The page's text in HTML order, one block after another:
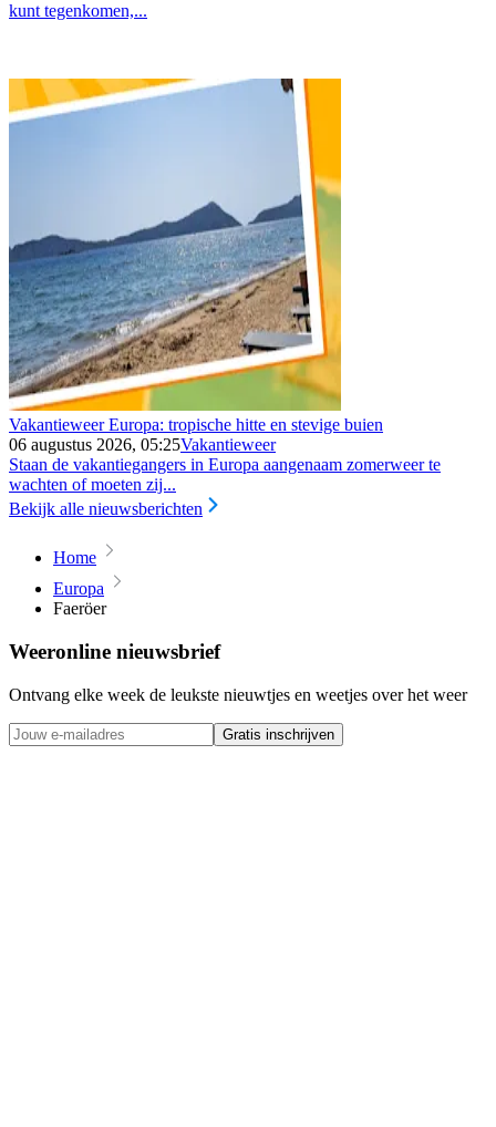
kunt tegenkomen,...
Vakantieweer Europa: tropische hitte en stevige buien
06 augustus 2026, 05:25Vakantieweer
Staan de vakantiegangers in Europa aangenaam zomerweer te
wachten of moeten zij...
Bekijk alle nieuwsberichten
Home
Europa
Faeröer
Weeronline nieuwsbrief
Ontvang elke week de leukste nieuwtjes en weetjes over het weer
Gratis inschrijven